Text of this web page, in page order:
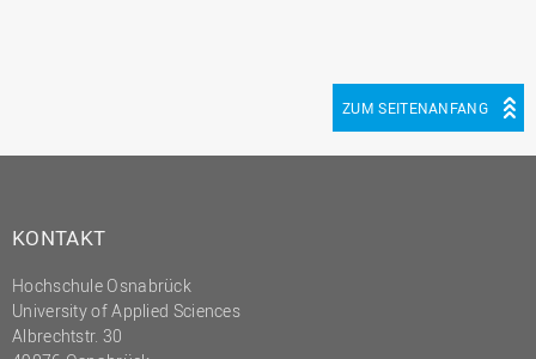
ZUM SEITENANFANG
KONTAKT
Hochschule Osnabrück
University of Applied Sciences
Albrechtstr. 30